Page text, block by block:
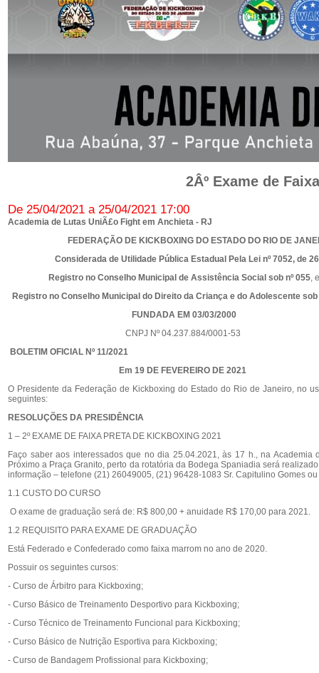
2Âº Exame de
De 25/04/2021 a 25/04/2021 17:00
Academia de Lutas UniÃ£o Fight em Anchieta - RJ
FEDERAÇÃO DE KICKBOXING DO ESTADO DO RIO DE
Considerada de Utilidade Pública Estadual Pela Lei nº 7052, de
Registro no Conselho Municipal de Assistência Social sob nº 055,
Registro no Conselho Municipal do Direito da Criança e do Adolescente sob
FUNDADA EM 03/03/2000
CNPJ Nº 04.237.884/0001-53
BOLETIM OFICIAL Nº 11/2021
Em 19 DE FEVEREIRO DE 2021
O Presidente da Federação de Kickboxing do Estado do Rio de Janeiro, no
seguintes:
RESOLUÇÕES DA PRESIDÊNCIA
1 – 2º EXAME DE FAIXA PRETA DE KICKBOXING 2021
Faço saber aos interessados que no dia 25.04.2021, às 17 h., na
Próximo a Praça Granito, perto da rotatória da Bodega Spaniadia será
informação – telefone (21) 26049005, (21) 96428-1083 Sr. Capitulino Gomes
1.1 CUSTO DO CURSO
O exame de graduação será de: R$ 800,00 + anuidade R$ 170,00 para 2021.
1.2 REQUISITO PARA EXAME DE GRADUAÇÃO
Está Federado e Confederado como faixa marrom no ano de 2020.
Possuir os seguintes cursos:
- Curso de Árbitro para Kickboxing;
- Curso Básico de Treinamento Desportivo para Kickboxing;
- Curso Técnico de Treinamento Funcional para Kickboxing;
- Curso Básico de Nutrição Esportiva para Kickboxing;
- Curso de Bandagem Profissional para Kickboxing;